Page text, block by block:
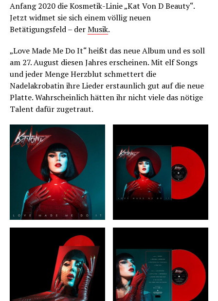
Anfang 2020 die Kosmetik-Linie „Kat Von D Beauty“.
Jetzt widmet sie sich einem völlig neuen
Betätigungsfeld – derMusik.
„Love Made Me Do It“ heißt das neue Album und es soll
am 27. August diesen Jahres erscheinen. Mit elf Songs
und jeder Menge Herzblut schmettert die
Nadelakrobatin ihre Lieder erstaunlich gut auf die neue
Platte. Wahrscheinlich hätten ihr nicht viele das nötige
Talent dafür zugetraut.